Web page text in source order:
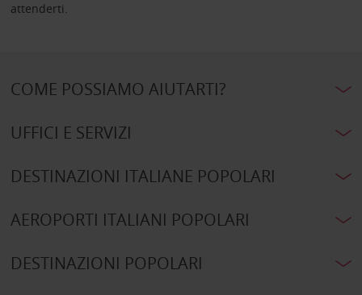
attenderti.
COME POSSIAMO AIUTARTI?
UFFICI E SERVIZI
DESTINAZIONI ITALIANE POPOLARI
AEROPORTI ITALIANI POPOLARI
DESTINAZIONI POPOLARI